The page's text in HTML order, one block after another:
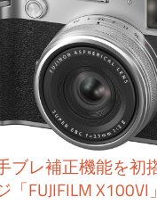
ブレ補正機能を初
「FUJIFILM